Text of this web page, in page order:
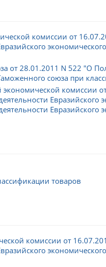
комиссии от
от 28.01.2011 N 522 "О
союза при
комиссии
товаров
комиссии от